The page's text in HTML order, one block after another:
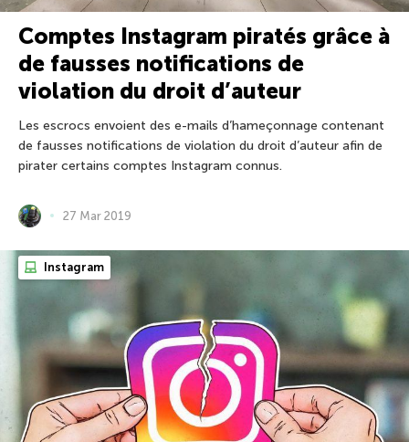
Comptes Instagram piratés grâce à
de fausses notifications de
violation du droit d’auteur
Les escrocs envoient des e-mails d’hameçonnage contenant
de fausses notifications de violation du droit d’auteur afin de
pirater certains comptes Instagram connus.
27 Mar 2019
Instagram